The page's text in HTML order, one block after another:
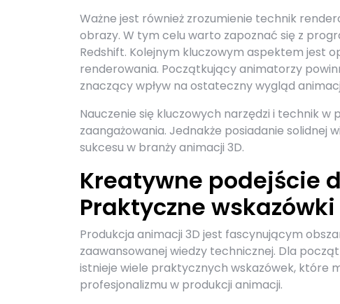
Ważne jest również zrozumienie technik
obrazy. W tym celu warto zapoznać się z
Redshift. Kolejnym kluczowym aspektem jest
renderowania. Początkujący animatorzy
znaczący wpływ na ostateczny wygląd
Nauczenie się kluczowych narzędzi i technik
zaangażowania. Jednakże posiadanie solidnej
sukcesu w branży animacji 3D.
Kreatywne podejście
Praktyczne
Produkcja animacji 3D jest fascynującym
zaawansowanej wiedzy technicznej. Dla
istnieje wiele praktycznych wskazówek, które
profesjonalizmu w produkcji animacji.